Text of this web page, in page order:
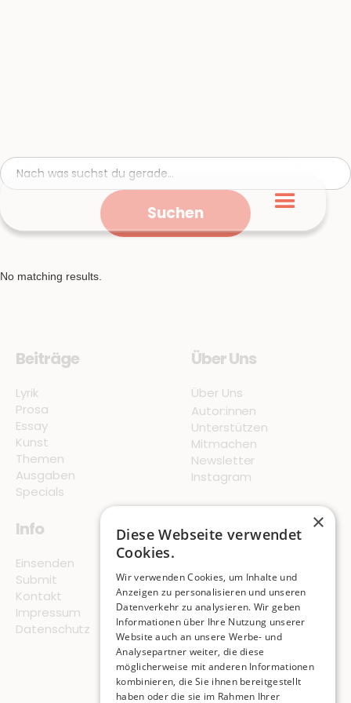
No matching results.
Beiträge
Lyrik
Prosa
Essay
Kunst
Themen
Ausgaben
Specials
Über Uns
Über Uns
Autor:innen
Unterstützen
Mitmachen
Newsletter
Instagram
Info
Einsenden
Submit
Kontakt
Impressum
Datenschutz
© 2026 Pigeon Publishing
ISSN3054-7814
×
Diese Webseite verwendet
Cookies.
Wir verwenden Cookies, um Inhalte und
Anzeigen zu personalisieren und unseren
Datenverkehr zu analysieren. Wir geben
Informationen über Ihre Nutzung unserer
Website auch an unsere Werbe- und
Analysepartner weiter, die diese
möglicherweise mit anderen Informationen
kombinieren, die Sie ihnen bereitgestellt
haben oder die sie im Rahmen Ihrer